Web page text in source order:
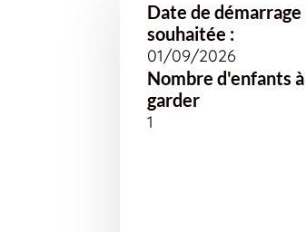
Date de démarrage
souhaitée :
01/09/2026
Nombre d'enfants à
garder
1